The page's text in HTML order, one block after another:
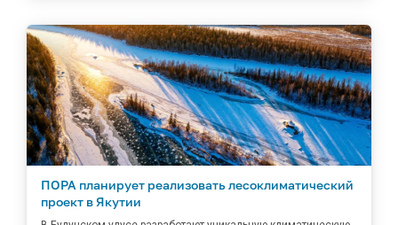
ПОРА планирует реализовать лесоклиматический
проект в Якутии